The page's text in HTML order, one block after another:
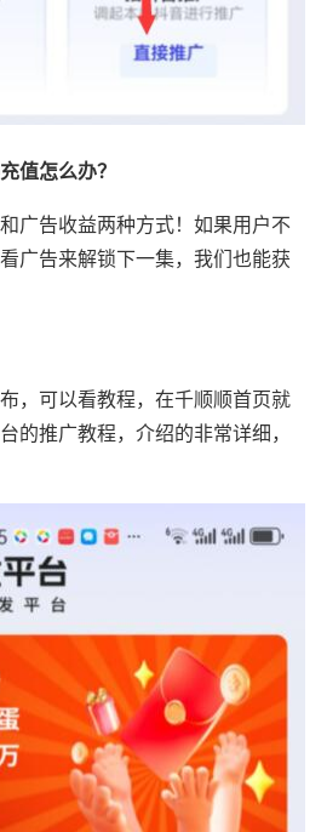
值怎么办？
广告收益两种方式！如果用户不
广告来解锁下一集，我们也能获
，可以看教程，在千顺顺首页就
的推广教程，介绍的非常详细，